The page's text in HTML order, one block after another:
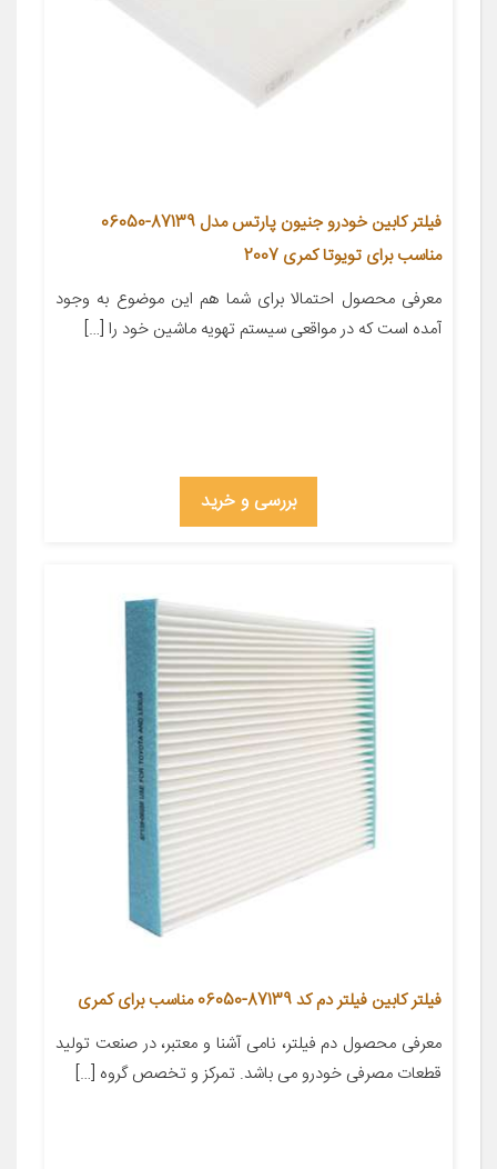
فیلتر کابین خودرو جنیون پارتس مدل 87139-06050
مناسب برای تویوتا کمری 2007
معرفی محصول احتمالا برای شما هم این موضوع به وجود
آمده است که در مواقعی سیستم تهویه ماشین خود را […]
بررسی و خرید
فیلتر کابین فیلتر دم کد 87139-06050 مناسب برای کمری
معرفی محصول دم فیلتر، نامی آشنا و معتبر، در صنعت تولید
قطعات مصرفی خودرو می باشد. تمرکز و تخصص گروه […]